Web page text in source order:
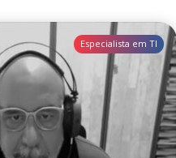
Especialista em TI